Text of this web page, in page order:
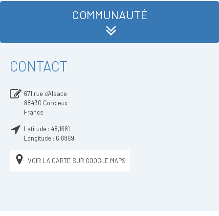
COMMUNAUTÉ
CONTACT
671 rue d'Alsace
88430 Corcieux
France
Latitude : 48,1681
Longitude : 6,8899
VOIR LA CARTE SUR GOOGLE MAPS